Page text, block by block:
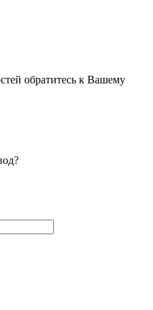
обратитесь к Вашему